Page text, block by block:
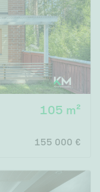
105 m²
155 000 €